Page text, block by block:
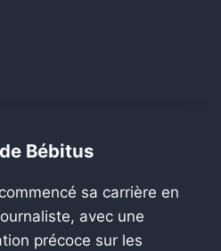
Bébitus
sa carrière en
avec une
précoce sur les